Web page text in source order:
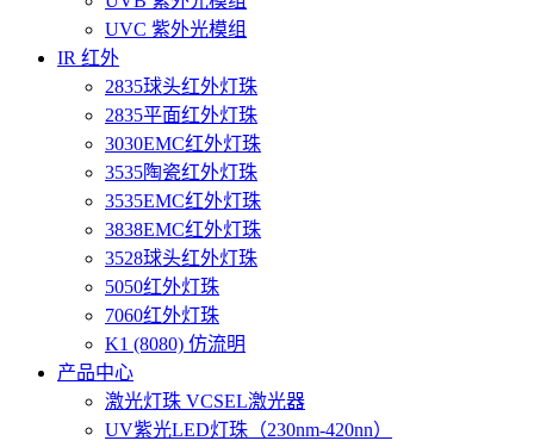
UVC 紫外光模组
IR 红外
2835球头红外灯珠
2835平面红外灯珠
3030EMC红外灯珠
3535陶瓷红外灯珠
3535EMC红外灯珠
3838EMC红外灯珠
3528球头红外灯珠
5050红外灯珠
7060红外灯珠
K1 (8080) 仿流明
产品中心
激光灯珠 VCSEL激光器
UV紫光LED灯珠（230nm-420nn）